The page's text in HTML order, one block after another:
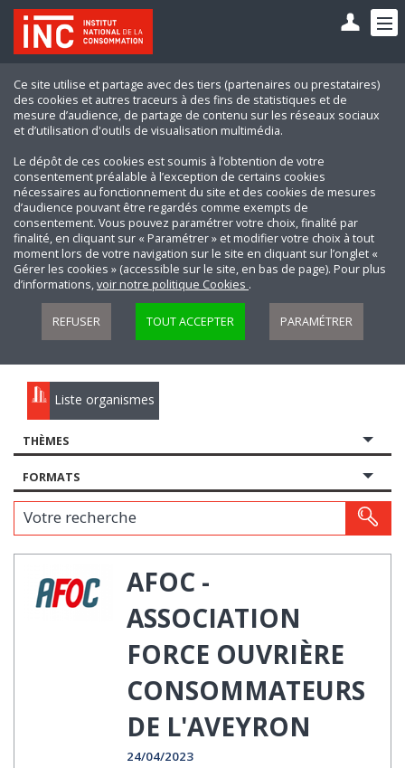
Ce site utilise et partage avec des tiers (partenaires ou prestataires)
des cookies et autres traceurs à des fins de statistiques et de
mesure d’audience, de partage de contenu sur les réseaux sociaux
et d’utilisation d'outils de visualisation multimédia.
Le dépôt de ces cookies est soumis à l’obtention de votre
consentement préalable à l’exception de certains cookies
nécessaires au fonctionnement du site et des cookies de mesures
d’audience pouvant être regardés comme exempts de
consentement. Vous pouvez paramétrer votre choix, finalité par
finalité, en cliquant sur « Paramétrer » et modifier votre choix à tout
moment lors de votre navigation sur le site en cliquant sur l’onglet «
Gérer les cookies » (accessible sur le site, en bas de page). Pour plus
d’informations,voir notre politique Cookies .
REFUSER TOUT ACCEPTER PARAMÉTRER
Liste organismes
THÈMES
FORMATS
Votre recherche
AFOC -
ASSOCIATION
FORCE OUVRIÈRE
CONSOMMATEURS
DE L'AVEYRON
24/04/2023